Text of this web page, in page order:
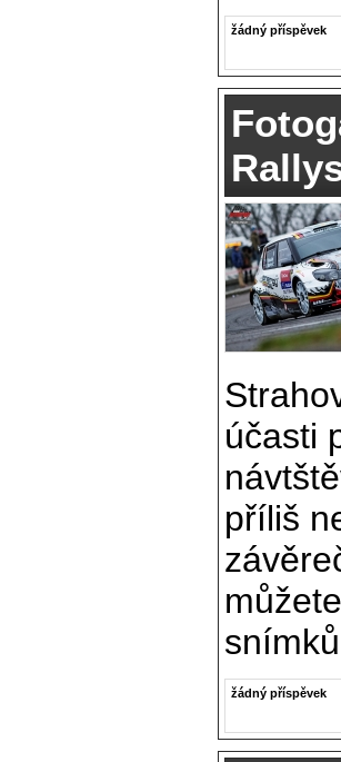
žádný příspěvek
účasti
příliš
žádný příspěvek